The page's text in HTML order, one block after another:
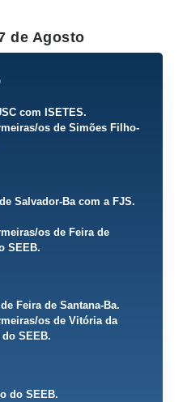
de Agosto
com ISETES.
os de Simões Filho-
Salvador-Ba com a FJS.
os de Feira de
SEEB.
Feira de Santana-Ba.
os de Vitória da
SEEB.
do SEEB.